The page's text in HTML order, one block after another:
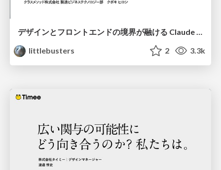
デザインとフロントエンドの境界が融ける Claude Code × Figma
littlebusters
2 3.3k